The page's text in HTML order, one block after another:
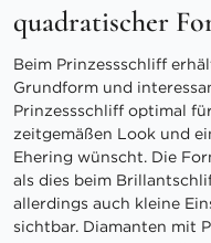
quadratischer
Beim Prinzessschliff
Grundform und
Prinzessschliff optimal
zeitgemäßen Look und
Ehering wünscht. Die
als dies beim
allerdings auch kleine
sichtbar. Diamanten mit